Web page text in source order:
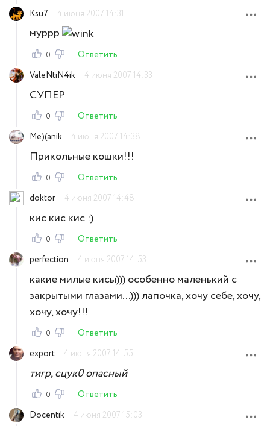
Ksu7
4 июня 2007 14:31
муррр
0
Ответить
ValeNtiN4ik
4 июня 2007 14:33
СУПЕР
0
Ответить
Me)(anik
4 июня 2007 14:38
Прикольные кошки!!!
0
Ответить
doktor
4 июня 2007 14:48
кис кис кис :)
0
Ответить
perfection
4 июня 2007 14:53
какие милые кисы))) особенно маленький с
закрытыми глазами...))) лапочка, хочу себе, хочу,
хочу, хочу!!!
0
Ответить
export
4 июня 2007 14:55
тигр, сцук0 опасный
0
Ответить
Docentik
4 июня 2007 15:03